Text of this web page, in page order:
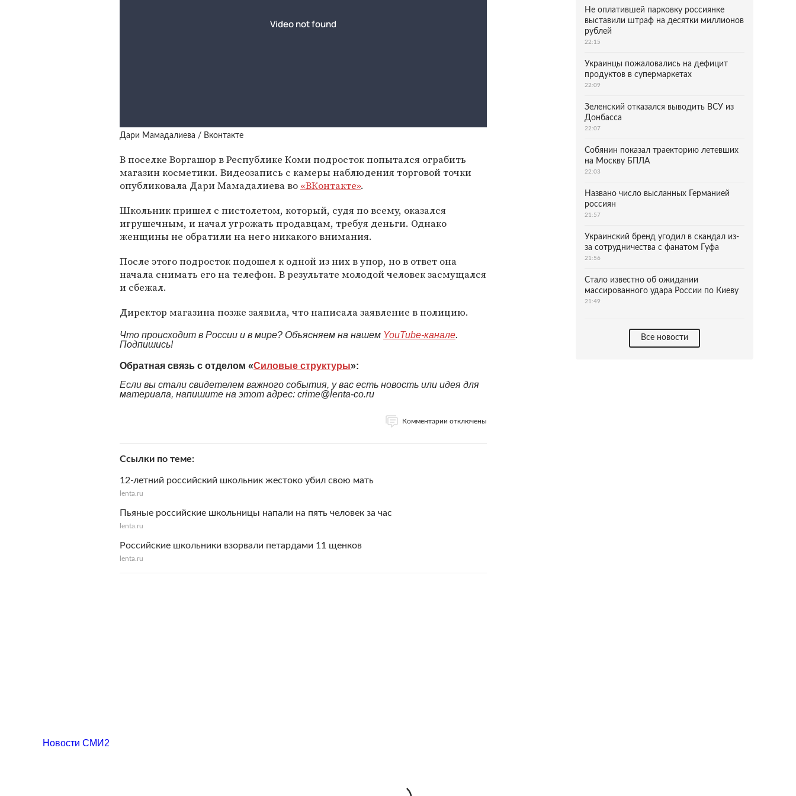
Дари Мамадалиева / Вконтакте
В поселке Воргашор в Республике Коми подросток попытался ограбить
магазин косметики. Видеозапись с камеры наблюдения торговой точки
опубликовала Дари Мамадалиева во «ВКонтакте».
Школьник пришел с пистолетом, который, судя по всему, оказался
игрушечным, и начал угрожать продавцам, требуя деньги. Однако
женщины не обратили на него никакого внимания.
После этого подросток подошел к одной из них в упор, но в ответ она
начала снимать его на телефон. В результате молодой человек засмущался
и сбежал.
Директор магазина позже заявила, что написала заявление в полицию.
Что происходит в России и в мире? Объясняем на нашем YouTube-канале.
Подпишись!
Обратная связь с отделом «Силовые структуры»:
Если вы стали свидетелем важного события, у вас есть новость или идея для
материала, напишите на этот адрес: crime@lenta-co.ru
Комментарии отключены
Ссылки по теме
12-летний российский школьник жестоко убил свою мать
lenta.ru
Пьяные российские школьницы напали на пять человек за час
lenta.ru
Российские школьники взорвали петардами 11 щенков
lenta.ru
Не оплатившей парковку россиянке
выставили штраф на десятки миллионов
рублей
22:15
Украинцы пожаловались на дефицит
продуктов в супермаркетах
22:09
Зеленский отказался выводить ВСУ из
Донбасса
22:07
Собянин показал траекторию летевших
на Москву БПЛА
22:03
Названо число высланных Германией
россиян
21:57
Украинский бренд угодил в скандал из-
за сотрудничества с фанатом Гуфа
21:56
Стало известно об ожидании
массированного удара России по Киеву
21:49
Все новости
Новости СМИ2